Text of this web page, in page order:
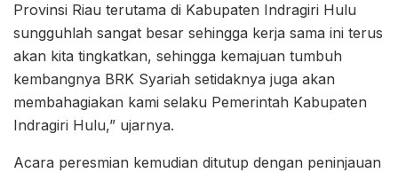
Provinsi Riau terutama di Kabupaten Indragiri Hulu
sungguhlah sangat besar sehingga kerja sama ini terus
akan kita tingkatkan, sehingga kemajuan tumbuh
kembangnya BRK Syariah setidaknya juga akan
membahagiakan kami selaku Pemerintah Kabupaten
Indragiri Hulu,” ujarnya.
Acara peresmian kemudian ditutup dengan peninjauan